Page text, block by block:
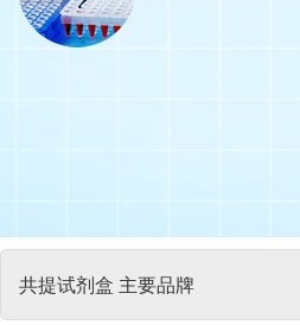
共提试剂盒 主要品牌